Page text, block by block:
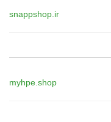
snappshop.ir
myhpe.shop